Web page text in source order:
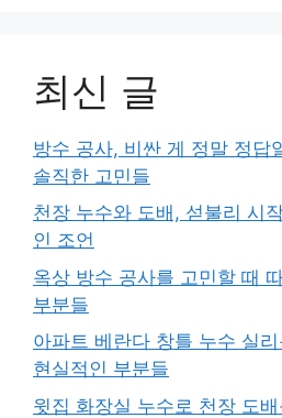
최신 글
방수 공사, 비싼 게 정말 정답
솔직한 고민들
천장 누수와 도배, 섣불리 시
인 조언
옥상 방수 공사를 고민할 때
부분들
아파트 베란다 창틀 누수 실
현실적인 부분들
윗집 화장실 누수로 천장 도